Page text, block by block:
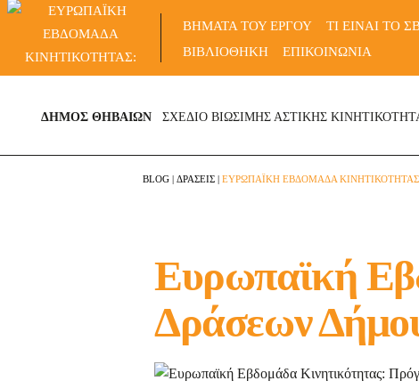
Skip
content
ΒΗΜΑΤΑ ΤΟΥ ΕΡΓΟΥ ΤΙ ΕΙΝΑΙ ΤΟ
ΒΙΒΛΙΟΘΗΚΗ
ΕΠΙΚΟΙΝΩΝΙΑ
ΔΗΜΟΣ ΘΗΒΑΙΩΝ ΣΧΕΔΙΟ ΒΙΩΣΙΜΗΣ ΑΣΤΙΚΗΣ
BLOG |ΔΡΑΣΕΙΣ |ΕΥΡΩΠΑΪΚΗ ΕΒΔΟΜΑΔΑ
Ευρωπαϊκή
Δράσεων